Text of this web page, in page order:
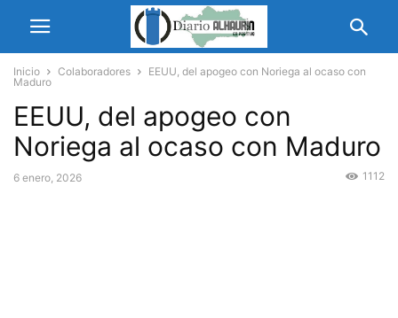
Inicio Colaboradores
EEUU, del apogeo con Noriega al ocaso con
Maduro
EEUU, del apogeo con
Noriega al ocaso con Maduro
6 enero, 2026 1112